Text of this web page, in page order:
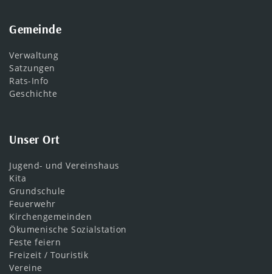
Gemeinde
Verwaltung
Satzungen
Rats-Info
Geschichte
Unser Ort
Jugend- und Vereinshaus
Kita
Grundschule
Feuerwehr
Kirchengemeinden
Ökumenische Sozialstation
Feste feiern
Freizeit / Touristik
Vereine